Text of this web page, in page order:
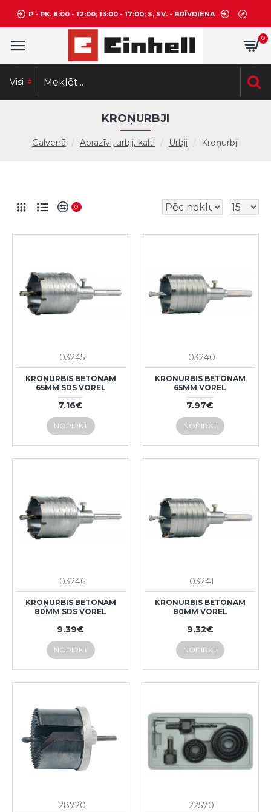
P - PK. 8:00 - 12:00; 13:00 - 17:00; S, SV. - BRĪVDIENA
0
Visi
Galvenā Abrazīvi, urbji, kalti Urbji Kroņurbji
KROŅURBJI
0
03245
KROŅURBIS BETONAM
65MM SDS VOREL
7.16€
NOPIRKT
03240
KROŅURBIS BETONAM
65MM VOREL
7.97€
NOPIRKT
03246
KROŅURBIS BETONAM
80MM SDS VOREL
9.39€
NOPIRKT
03241
KROŅURBIS BETONAM
80MM VOREL
9.32€
NOPIRKT
28720 22570